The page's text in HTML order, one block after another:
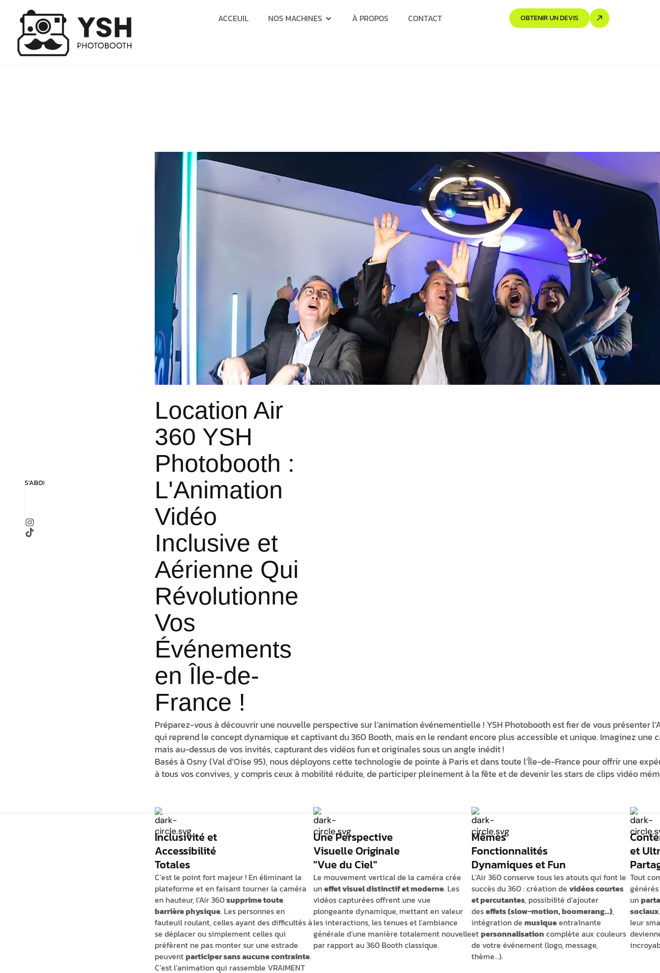
ACCEUIL NOS MACHINES À PROPOS CONTACT OBTENIR UN DEVIS
S'ABONNER
Location Air
360 YSH
Photobooth :
L'Animation
Vidéo
Inclusive et
Aérienne Qui
Révolutionne
Vos
Événements
en Île-de-
France !
Préparez-vous à découvrir une nouvelle perspectivesur l’animation événementielle ! YSH Photobooth est fier de vous présenter l’
qui reprend le concept dynamique et captivant du 360 Booth, mais en le rendantencore plus accessible et unique. Imaginez une
maisau-dessusde vos invités, capturant des vidéos fun et originales sous un angle inédit !
Basés à Osny (Val d’Oise 95), nous déployons cette technologie de pointe à Paris et dans toute l’Île-de-France pour offrir une
àtous vos convives, y compris ceux à mobilité réduite, de participer pleinement à la fête et de devenir les stars de clips vidéo
Inclusivité et
Accessibilité
Totales
C’est le point fort majeur ! En éliminant la
plateforme et en faisant tourner la caméra
en hauteur, l’Air 360supprime toute
barrière physique. Les personnes en
fauteuil roulant, celles ayant des difficultés à
se déplacer ou simplement celles qui
préfèrent ne pas monter sur une estrade
peuventparticiper sans aucune contrainte.
C’est l’animation qui rassemble VRAIMENT
Une Perspective
Visuelle Originale
"Vue du Ciel"
Le mouvement vertical de la caméra crée
uneffet visuel distinctif et moderne. Les
vidéos capturées offrent une vue
plongeante dynamique, mettant en valeur
les interactions, les tenues et l’ambiance
générale d’une manière totalement nouvelle
par rapport au 360 Booth classique.
Mêmes
Fonctionnalités
Dynamiques et Fun
L’Air 360 conserve tous les atouts qui font le
succès du 360 : création de vidéos courtes
et percutantes, possibilité d’ajouter
deseffets (slow-motion, boomerang…),
intégration de musiqueentraînante
etpersonnalisation complète aux couleurs
de votre événement (logo, message,
thème…).
et
Tout
un
sociaux
leur